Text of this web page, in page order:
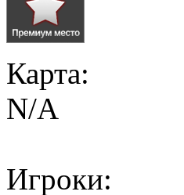
Карта:
N/A
Игроки: